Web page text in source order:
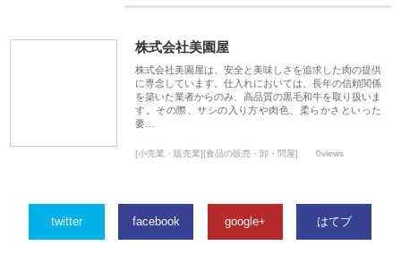
株式会社美園屋
株式会社美園屋は、安全と美味しさを追求した肉の提供
に専念しています。仕入れにおいては、長年の信頼関係
を築いた業者からのみ、高品質の黒毛和牛を取り扱いま
す。その際、サシの入り方や肉色、柔らかさといった
要…
[小売業・販売業][食品の販売・卸・問屋] 0views
twitter facebook google+ はてブ